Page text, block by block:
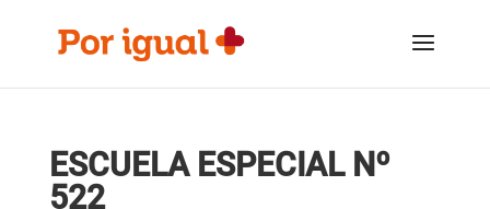
contenido
navegación
ESCUELA ESPECIAL Nº
522